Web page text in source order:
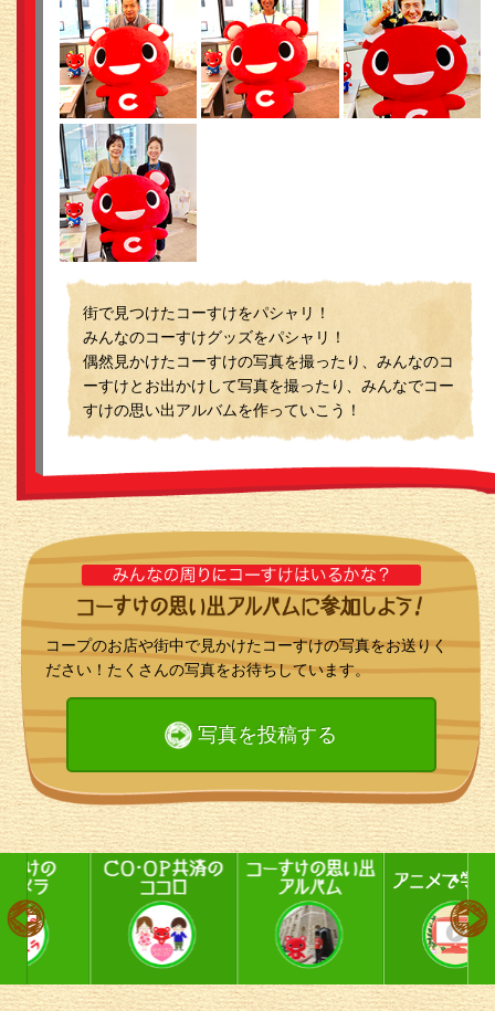
街で見つけたコーすけをパシャリ！
みんなのコーすけグッズをパシャリ！
偶然見かけたコーすけの写真を撮ったり、みんなのコ
ーすけとお出かけして写真を撮ったり、みんなでコー
すけの思い出アルバムを作っていこう！
コープのお店や街中で見かけたコーすけの写真をお送りく
ださい！たくさんの写真をお待ちしています。
写真を投稿する